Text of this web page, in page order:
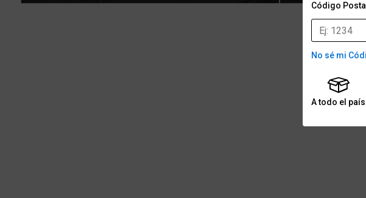
Código Postal
No sé mi
A todo el país